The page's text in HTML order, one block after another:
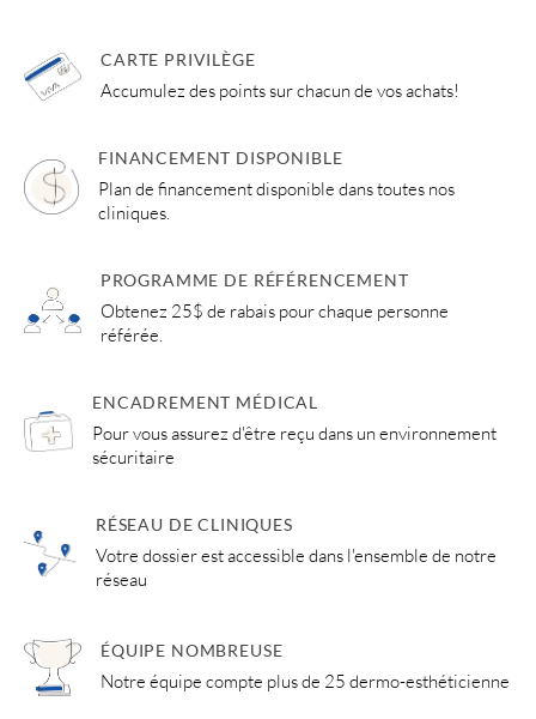
CARTE PRIVILÈGE
Accumulez des points sur chacun de vos achats!
FINANCEMENT DISPONIBLE
Plan de financement disponible dans toutes nos
cliniques.
PROGRAMME DE RÉFÉRENCEMENT
Obtenez 25$ de rabais pour chaque personne
référée.
ENCADREMENT MÉDICAL
Pour vous assurez d'être reçu dans un environnement
sécuritaire
RÉSEAU DE CLINIQUES
Votre dossier est accessible dans l'ensemble de notre
réseau
ÉQUIPE NOMBREUSE
Notre équipe compte plus de 25 dermo-esthéticienne